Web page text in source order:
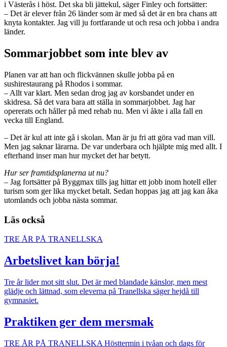
i Västerås i höst. Det ska bli jättekul, säger Finley och fortsätter:
– Det är elever från 26 länder som är med så det är en bra chans att
knyta kontakter. Jag vill ju fortfarande ut och resa och jobba i andra
länder.
Sommarjobbet som inte blev av
Planen var att han och flickvännen skulle jobba på en
sushirestaurang på Rhodos i sommar.
– Allt var klart. Men sedan drog jag av korsbandet under en
skidresa. Så det vara bara att ställa in sommarjobbet. Jag har
opererats och håller på med rehab nu. Men vi åkte i alla fall en
vecka till England.
– Det är kul att inte gå i skolan. Man är ju fri att göra vad man vill.
Men jag saknar lärarna. De var underbara och hjälpte mig med allt. I
efterhand inser man hur mycket det har betytt.
Hur ser framtidsplanerna ut nu?
– Jag fortsätter på Byggmax tills jag hittar ett jobb inom hotell eller
turism som ger lika mycket betalt. Sedan hoppas jag att jag kan åka
utomlands och jobba nästa sommar.
Läs också
TRE ÅR PÅ TRANELLSKA
Arbetslivet kan börja!
Tre år lider mot sitt slut. Det är med blandade känslor, men mest
glädje och lättnad, som eleverna på Tranellska säger hejdå till
gymnasiet.
Praktiken ger dem mersmak
TRE ÅR PÅ TRANELLSKA Hösttermin i tvåan och dags för